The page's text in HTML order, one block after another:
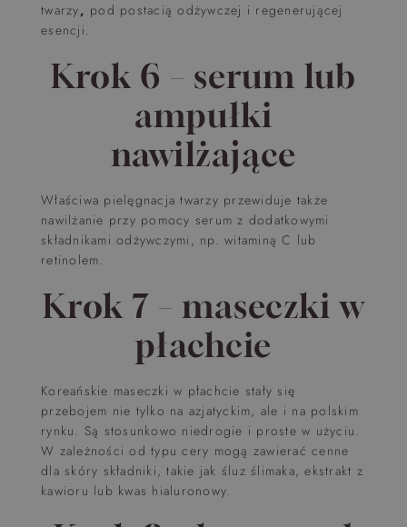
twarzy, pod postacią odżywczej i regenerującej
esencji.
Krok 6 – serum lub
ampułki
nawilżające
Właściwa pielęgnacja twarzy przewiduje także
nawilżanie przy pomocy serum z dodatkowymi
składnikami odżywczymi, np. witaminą C lub
retinolem.
Krok 7 – maseczki w
płachcie
Koreańskie maseczki w płachcie stały się
przebojem nie tylko na azjatyckim, ale i na polskim
rynku. Są stosunkowo niedrogie i proste w użyciu.
W zależności od typu cery mogą zawierać cenne
dla skóry składniki, takie jak śluz ślimaka, ekstrakt z
kawioru lub kwas hialuronowy.